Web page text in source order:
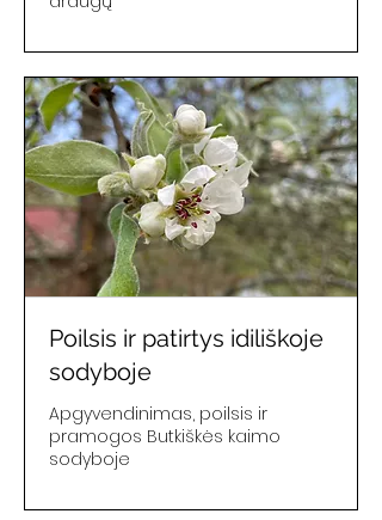
Poilsis ir patirtys idiliškoje
sodyboje
Apgyvendinimas, poilsis ir
pramogos Butkiškės kaimo
sodyboje